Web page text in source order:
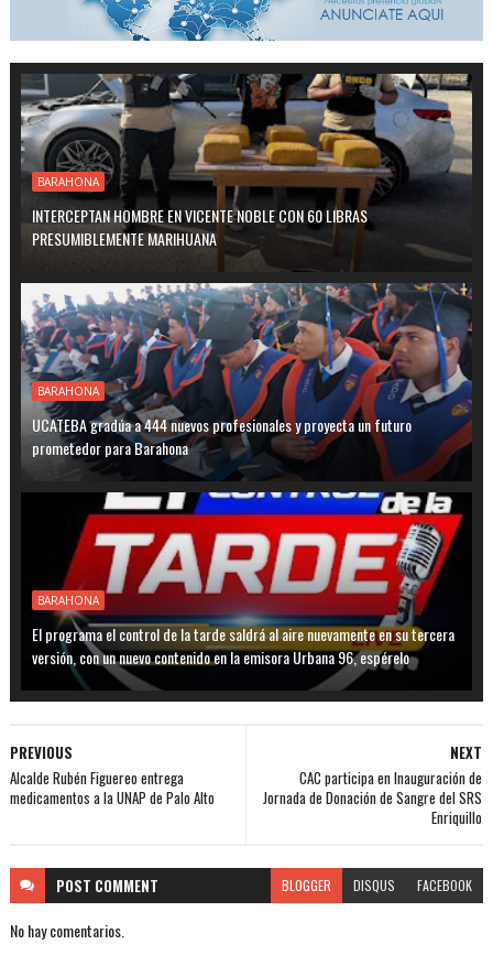
BARAHONA
INTERCEPTAN HOMBRE EN VICENTE NOBLE CON 60 LIBRAS
PRESUMIBLEMENTE MARIHUANA
BARAHONA
UCATEBA gradúa a 444 nuevos profesionales y proyecta un futuro
prometedor para Barahona
BARAHONA
El programa el control de la tarde saldrá al aire nuevamente en su tercera
versión, con un nuevo contenido en la emisora Urbana 96, espérelo
NEXT
CAC participa en Inauguración de
Jornada de Donación de Sangre del SRS
Enriquillo
PREVIOUS
Alcalde Rubén Figuereo entrega
medicamentos a la UNAP de Palo Alto
POST COMMENT BLOGGER DISQUS FACEBOOK
No hay comentarios.